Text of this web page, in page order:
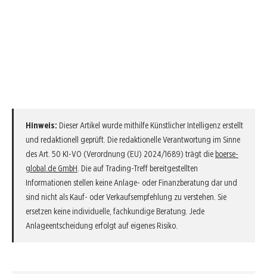
Hinweis: Dieser Artikel wurde mithilfe Künstlicher Intelligenz erstellt
und redaktionell geprüft. Die redaktionelle Verantwortung im Sinne
des Art. 50 KI-VO (Verordnung (EU) 2024/1689) trägt die boerse-
global.de GmbH . Die auf Trading-Treff bereitgestellten
Informationen stellen keine Anlage- oder Finanzberatung dar und
sind nicht als Kauf- oder Verkaufsempfehlung zu verstehen. Sie
ersetzen keine individuelle, fachkundige Beratung. Jede
Anlageentscheidung erfolgt auf eigenes Risiko.